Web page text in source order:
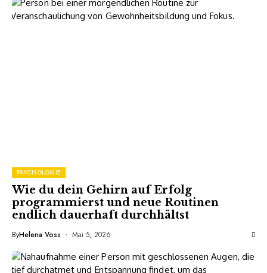
PSYCHOLOGIE
Wie du dein Gehirn auf Erfolg
programmierst und neue Routinen
endlich dauerhaft durchhältst
ByHelena Voss Mai 5, 2026